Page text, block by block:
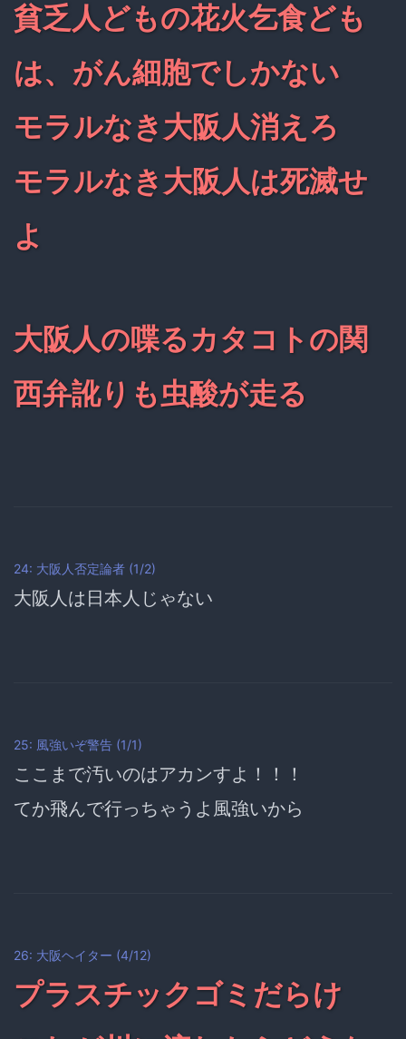
貧乏人どもの花火乞食ども
は、がん細胞でしかない
モラルなき大阪人消えろ
モラルなき大阪人は死滅せ
よ
大阪人の喋るカタコトの関
西弁訛りも虫酸が走る
24: 大阪人否定論者 (1/2)
大阪人は日本人じゃない
25: 風強いぞ警告 (1/1)
ここまで汚いのはアカンすよ！！！
てか飛んで行っちゃうよ風強いから
26: 大阪ヘイター (4/12)
プラスチックゴミだらけ